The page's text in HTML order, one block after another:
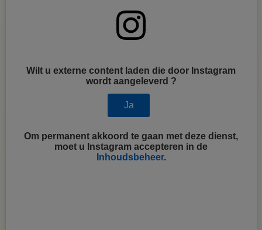
Wilt u externe content laden die door Instagram
wordt aangeleverd ?
Ja
Om permanent akkoord te gaan met deze dienst,
moet u Instagram accepteren in de
Inhoudsbeheer.